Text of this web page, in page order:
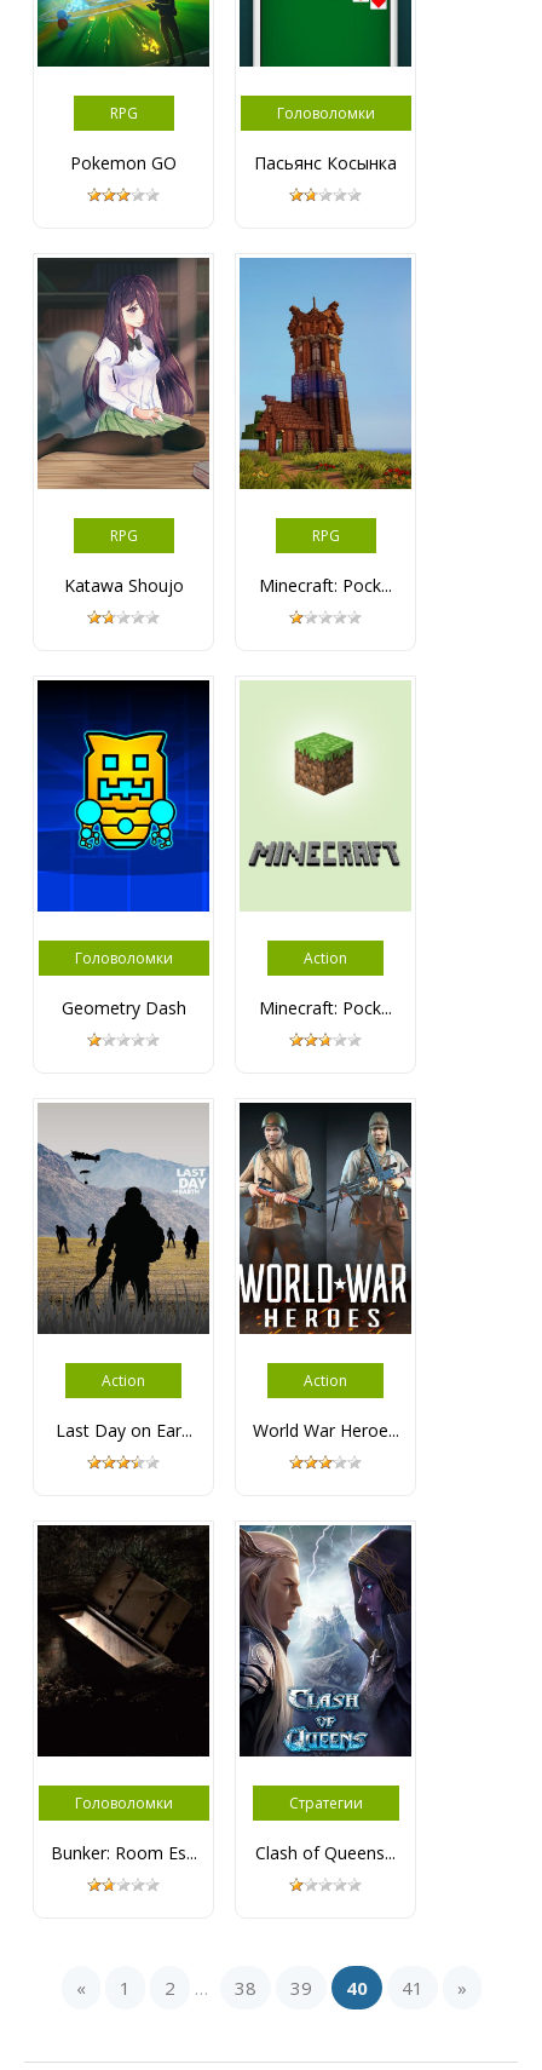
RPG
Pokemon GO
Головоломки
Пасьянс Косынка
RPG
Katawa Shoujo
RPG
Minecraft: Pock...
Головоломки
Geometry Dash
Action
Minecraft: Pock...
Action
Last Day on Ear...
Action
World War Heroe...
Головоломки
Bunker: Room Es...
Стратегии
Clash of Queens...
« 1 2 ... 38 39 40 41 »